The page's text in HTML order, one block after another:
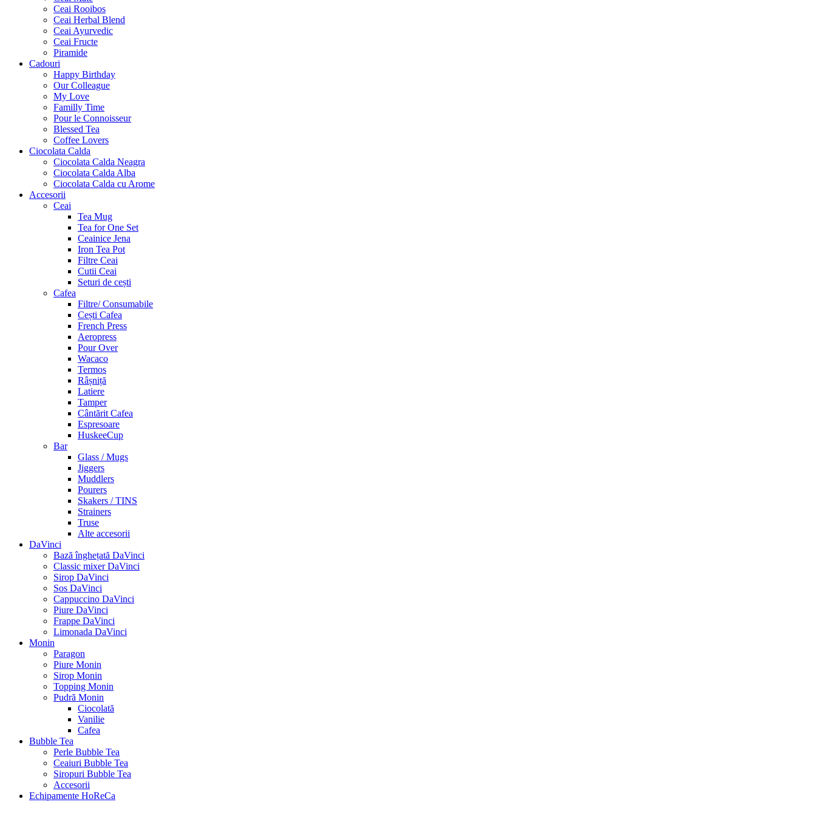
Ceai Rooibos
Ceai Herbal Blend
Ceai Ayurvedic
Ceai Fructe
Piramide
Cadouri
Happy Birthday
Our Colleague
My Love
Familly Time
Pour le Connoisseur
Blessed Tea
Coffee Lovers
Ciocolata Calda
Ciocolata Calda Neagra
Ciocolata Calda Alba
Ciocolata Calda cu Arome
Accesorii
Ceai
Tea Mug
Tea for One Set
Ceainice Jena
Iron Tea Pot
Filtre Ceai
Cutii Ceai
Seturi de cești
Cafea
Filtre/ Consumabile
Cești Cafea
French Press
Aeropress
Pour Over
Wacaco
Termos
Râșniță
Latiere
Tamper
Cântărit Cafea
Espresoare
HuskeeCup
Bar
Glass / Mugs
Jiggers
Muddlers
Pourers
Skakers / TINS
Strainers
Truse
Alte accesorii
DaVinci
Bază înghețată DaVinci
Classic mixer DaVinci
Sirop DaVinci
Sos DaVinci
Cappuccino DaVinci
Piure DaVinci
Frappe DaVinci
Limonada DaVinci
Monin
Paragon
Piure Monin
Sirop Monin
Topping Monin
Pudră Monin
Ciocolată
Vanilie
Cafea
Bubble Tea
Perle Bubble Tea
Ceaiuri Bubble Tea
Siropuri Bubble Tea
Accesorii
Echipamente HoReCa